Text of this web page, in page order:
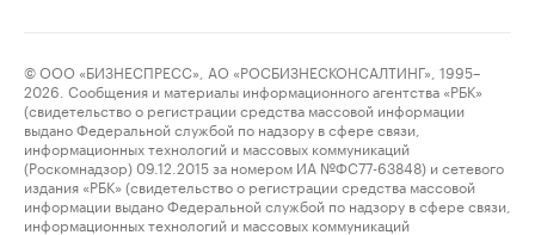
© ООО «БИЗНЕСПРЕСС», АО «РОСБИЗНЕСКОНСАЛТИНГ», 1995–
2026. Сообщения и материалы информационного агентства «РБК»
(свидетельство о регистрации средства массовой информации
выдано Федеральной службой по надзору в сфере связи,
информационных технологий и массовых коммуникаций
(Роскомнадзор) 09.12.2015 за номером ИА №ФС77-63848) и сетевого
издания «РБК» (свидетельство о регистрации средства массовой
информации выдано Федеральной службой по надзору в сфере связи,
информационных технологий и массовых коммуникаций